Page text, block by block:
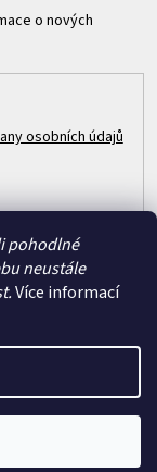
pohodlné
neustále
Více informací
o nových
osobních údajů
vyhrazena.